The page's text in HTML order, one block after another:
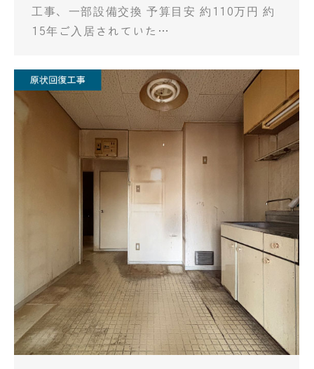
工事、一部設備交換 予算目安 約110万円 約
15年ご入居されていた…